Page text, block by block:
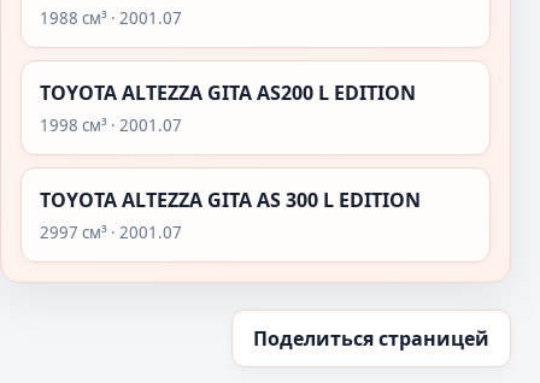
1988 см³ · 2001.07
TOYOTA ALTEZZA GITA AS200 L EDITION
1998 см³ · 2001.07
TOYOTA ALTEZZA GITA AS 300 L EDITION
2997 см³ · 2001.07
Поделиться страницей